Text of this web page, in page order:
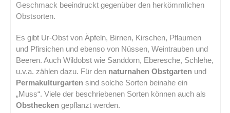
Geschmack beeindruckt gegenüber den herkömmlichen
Obstsorten.
Es gibt Ur-Obst von Äpfeln, Birnen, Kirschen, Pflaumen
und Pfirsichen und ebenso von Nüssen, Weintrauben und
Beeren. Auch Wildobst wie Sanddorn, Eberesche, Schlehe,
u.v.a. zählen dazu. Für den naturnahen Obstgarten und
Permakulturgarten sind solche Sorten beinahe ein
„Muss“. Viele der beschriebenen Sorten können auch als
Obsthecken gepflanzt werden.